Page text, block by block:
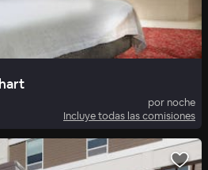
por noche
Incluye todas las comisiones